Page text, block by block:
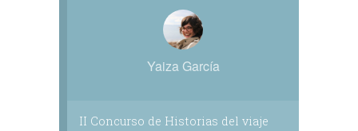
Yaiza García
II Concurso de Historias del viaje